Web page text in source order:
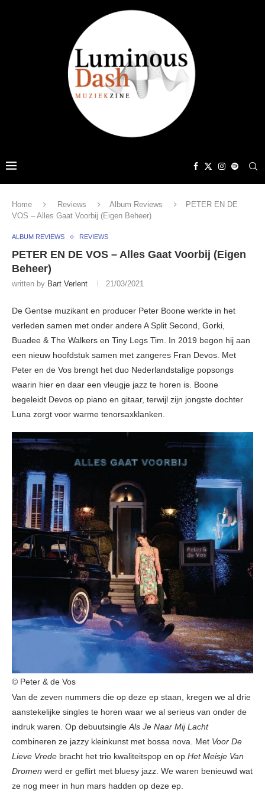
Home Reviews Album Reviews
PETER EN DE
VOS – Alles Gaat Voorbij (Eigen Beheer)
ALBUM REVIEWS REVIEWS
PETER EN DE VOS – Alles Gaat Voorbij (Eigen
Beheer)
written by Bart Verlent 21/03/2021
De Gentse muzikant en producer Peter Boone werkte in het
verleden samen met onder andere A Split Second, Gorki,
Buadee & The Walkers en Tiny Legs Tim. In 2019 begon hij aan
een nieuw hoofdstuk samen met zangeres Fran Devos. Met
Peter en de Vos brengt het duo Nederlandstalige popsongs
waarin hier en daar een vleugje jazz te horen is. Boone
begeleidt Devos op piano en gitaar, terwijl zijn jongste dochter
Luna zorgt voor warme tenorsaxklanken.
© Peter & de Vos
Van de zeven nummers die op deze ep staan, kregen we al drie
aanstekelijke singles te horen waar we al serieus van onder de
indruk waren. Op debuutsingleAls Je Naar Mij Lacht
combineren ze jazzy kleinkunst met bossa nova. Met Voor De
Lieve Vrede bracht het trio kwaliteitspop en op Het Meisje Van
Dromen werd er geflirt met bluesy jazz. We waren benieuwd wat
ze nog meer in hun mars hadden op deze ep.